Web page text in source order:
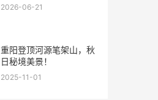
2026-06-21
重阳登顶河源笔架山，秋
日秘境美景！
2025-11-01